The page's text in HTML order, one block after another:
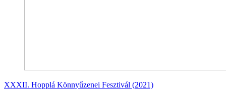
XXXII. Hopplá Könnyűzenei Fesztivál (2021)